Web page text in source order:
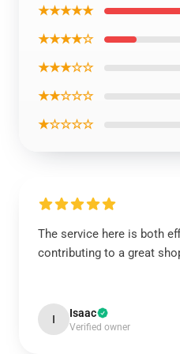
★★★★★
★★★★☆
★★★☆☆
★★☆☆☆
★☆☆☆☆
The service here is both
contributing to a great
I Isaac
Verified owner